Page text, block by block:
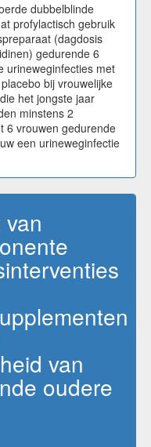
dubbelblinde
profylactisch gebruik
(dagdosis
gedurende 6
urineweginfecties met
bij vrouwelijke
het jongste jaar
minstens 2
6 vrouwen gedurende
een urineweginfectie
van
oudere